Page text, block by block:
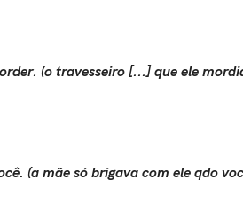
(o travesseiro [...] que ele
(a mãe só brigava com ele qdo